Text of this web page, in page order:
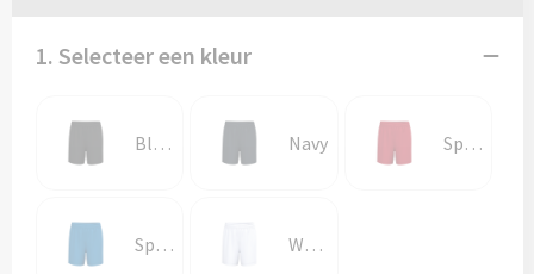
1. Selecteer een kleur
Black Navy Sporty Red
Sporty Royal Blue White